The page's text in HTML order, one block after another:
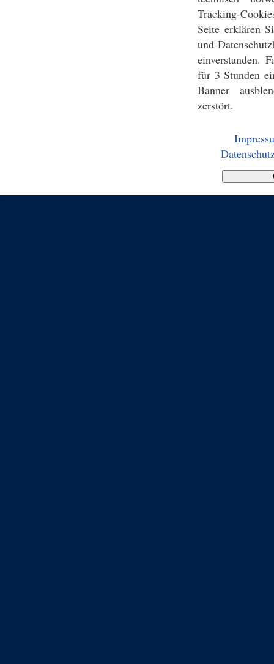
Tracking-
Seite erklären
und
einverstanden.
für 3 Stunden
Banner
zerstört.